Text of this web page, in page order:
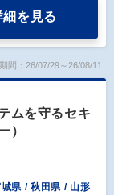
細を見る
間：26/07/29～26/08/11
ムを守るセキ
）
県 / 秋田県 / 山形